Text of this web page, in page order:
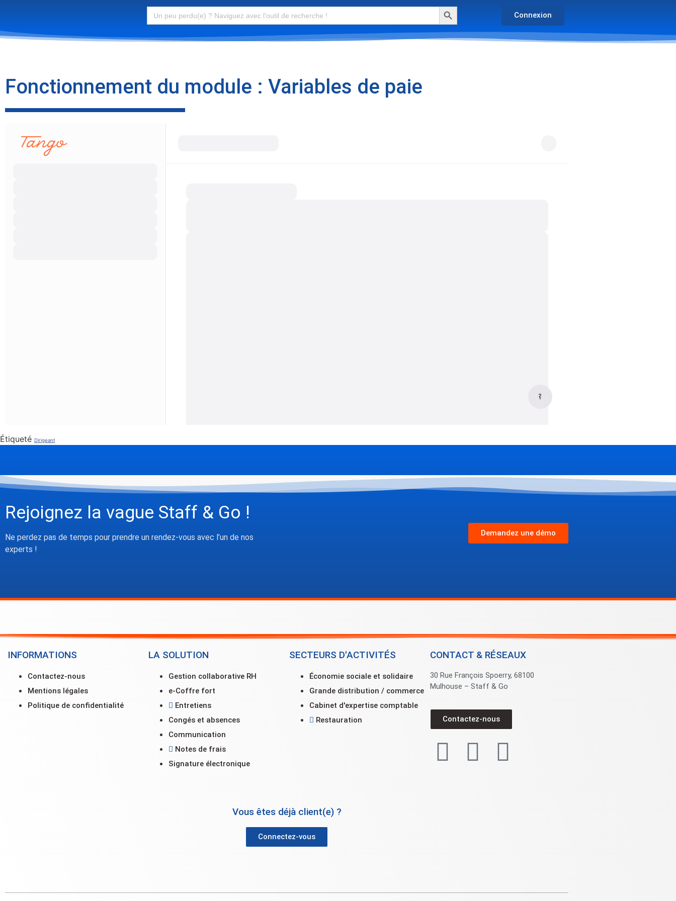
Search
for:
Search Button
Connexion
Fonctionnement du module : Variables de paie
Étiqueté Dirigeant
Rejoignez la vague Staff & Go !
Ne perdez pas de temps pour prendre un rendez-vous avec l’un de nos
experts !
Demandez une démo
INFORMATIONS
Contactez-nous
Mentions légales
Politique de confidentialité
LA SOLUTION
Gestion collaborative RH
e-Coffre fort
Entretiens
Congés et absences
Communication
Notes de frais
Signature électronique
SECTEURS D'ACTIVITÉS
Économie sociale et solidaire
Grande distribution / commerce
Cabinet d'expertise comptable
Restauration
CONTACT & RÉSEAUX
30 Rue François Spoerry, 68100
Mulhouse – Staff & Go
Contactez-nous
Vous êtes déjà client(e) ?
Connectez-vous